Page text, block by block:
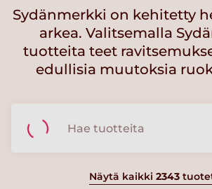
Sydänmerkki on kehitetty
arkea. Valitsemalla
tuotteita teet
edullisia muutoksia
Näytä kaikki 2343